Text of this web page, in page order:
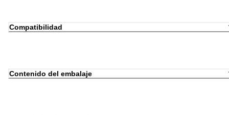
Compatibilidad
Contenido del embalaje